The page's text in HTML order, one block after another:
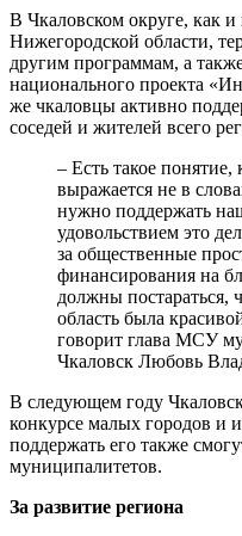
В Чкаловском округе, как
Нижегородской области,
другим программам, а
национального проекта
же чкаловцы активно
соседей и жителей всего
– Есть такое
выражается не в
нужно поддержать
удовольствием это
за общественные
финансирования на
должны постараться,
область была
говорит глава МСУ
Чкаловск Любовь
В следующем году
конкурсе малых городов и
поддержать его также
муниципалитетов.
За развитие региона